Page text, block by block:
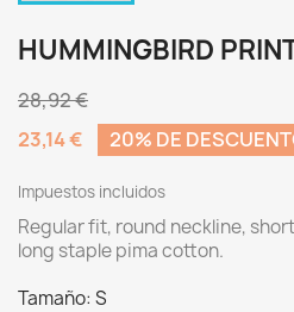
HUMMINGBIRD
28,92 €
23,14 €
20% DE
Impuestos incluidos
Regular fit, round neckline,
long staple pima cotton.
Tamaño: S